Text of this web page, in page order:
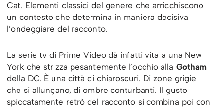
Cat. Elementi classici del genere che arricchiscono
un contesto che determina in maniera decisiva
l’ondeggiare del racconto.
La serie tv di Prime Video dà infatti vita a una New
York che strizza pesantemente l’occhio alla Gotham
della DC. È una città di chiaroscuri. Di zone grigie
che si allungano, di ombre conturbanti. Il gusto
spiccatamente retrò del racconto si combina poi con